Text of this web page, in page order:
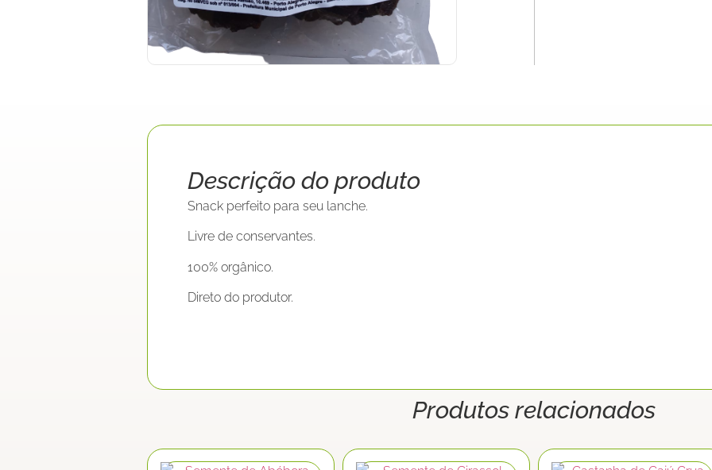
Descrição do produto
Snack perfeito para seu lanche.
Livre de conservantes.
100% orgânico.
Direto do produtor.
Produtos relacionados